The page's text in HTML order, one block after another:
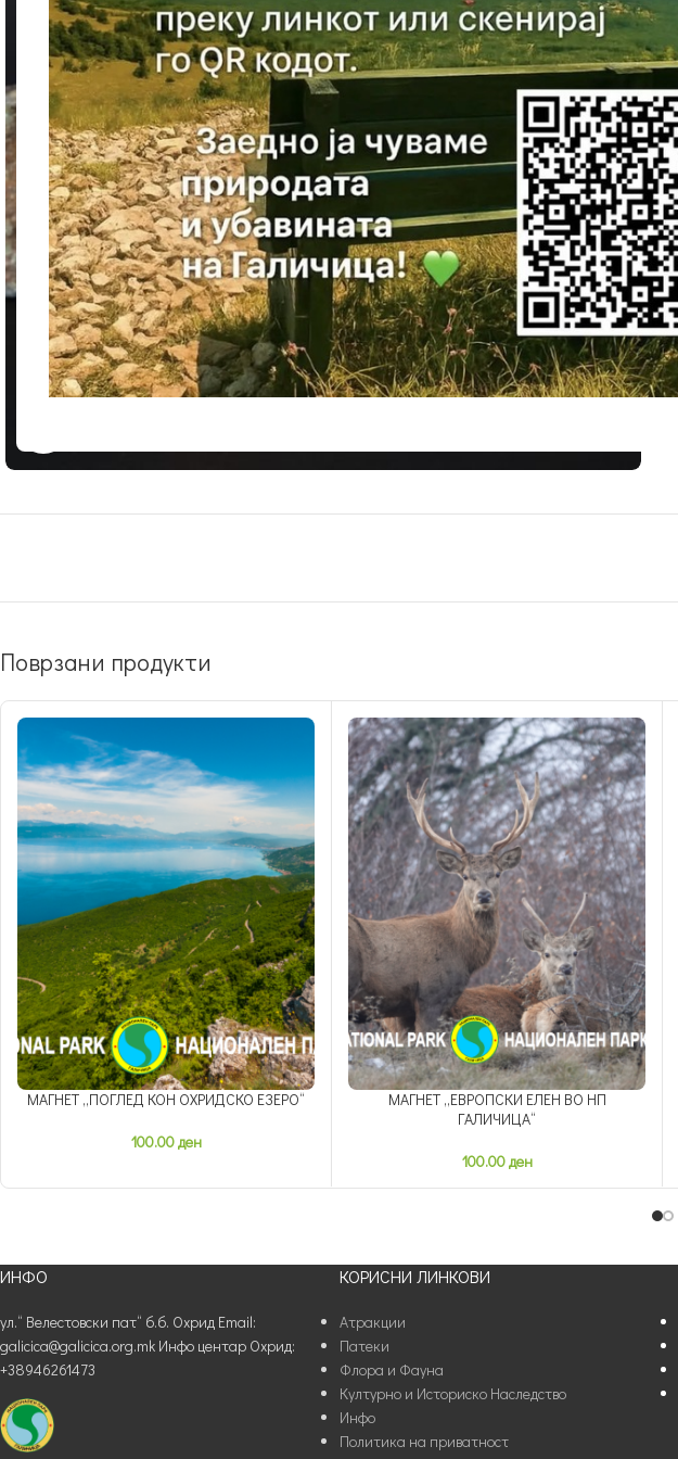
Поврзани продукти
МАГНЕТ „ПОГЛЕД КОН ОХРИДСКО ЕЗЕРО“
100.00ден
МАГНЕТ „ЕВРОПСКИ ЕЛЕН ВО НП
ГАЛИЧИЦА“
100.00ден
ИНФО
ул.“ Велестовски пат“ б.б. Охрид Email:
galicica@galicica.org.mk Инфо центар Охрид:
+38946261473
КОРИСНИ ЛИНКОВИ
Атракции
Патеки
Флора и Фауна
Културно и Историско Наследство
Инфо
Политика на приватност